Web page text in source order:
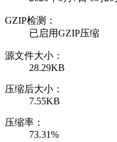
GZIP检测：
已启用GZIP压缩
源文件大小：
28.29KB
压缩后大小：
7.55KB
压缩率：
73.31%